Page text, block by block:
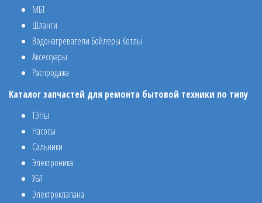
МБТ
Шланги
Водонагреватели Бойлеры Котлы
Аксессуары
Распродажа
Каталог запчастей для ремонта бытовой техники по типу
ТЭНы
Насосы
Сальники
Электроника
УБЛ
Электроклапана